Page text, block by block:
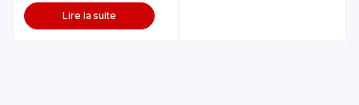
Lire la suite